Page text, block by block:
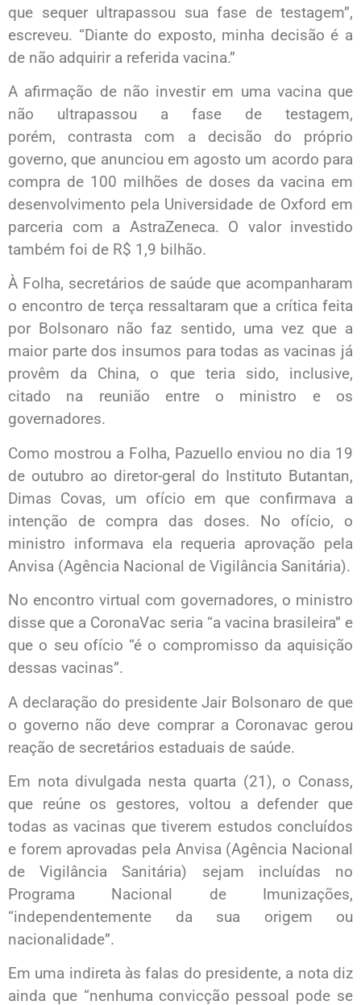
que sequer ultrapassou sua fase de testagem”,
escreveu. “Diante do exposto, minha decisão é a
de não adquirir a referida vacina.”
A afirmação de não investir em uma vacina que
não ultrapassou a fase de testagem,
porém, contrasta com a decisão do próprio
governo, que anunciou em agosto um acordo para
compra de 100 milhões de doses da vacina em
desenvolvimento pela Universidade de Oxford em
parceria com a AstraZeneca. O valor investido
também foi de R$ 1,9 bilhão.
À Folha, secretários de saúde que acompanharam
o encontro de terça ressaltaram que a crítica feita
por Bolsonaro não faz sentido, uma vez que a
maior parte dos insumos para todas as vacinas já
provêm da China, o que teria sido, inclusive,
citado na reunião entre o ministro e os
governadores.
Como mostrou a Folha, Pazuello enviou no dia 19
de outubro ao diretor-geral do Instituto Butantan,
Dimas Covas, um ofício em que confirmava a
intenção de compra das doses. No ofício, o
ministro informava ela requeria aprovação pela
Anvisa (Agência Nacional de Vigilância Sanitária).
No encontro virtual com governadores, o ministro
disse que a CoronaVac seria “a vacina brasileira” e
que o seu ofício “é o compromisso da aquisição
dessas vacinas”.
A declaração do presidente Jair Bolsonaro de que
o governo não deve comprar a Coronavac gerou
reação de secretários estaduais de saúde.
Em nota divulgada nesta quarta (21), o Conass,
que reúne os gestores, voltou a defender que
todas as vacinas que tiverem estudos concluídos
e forem aprovadas pela Anvisa (Agência Nacional
de Vigilância Sanitária) sejam incluídas no
Programa Nacional de Imunizações,
“independentemente da sua origem ou
nacionalidade”.
Em uma indireta às falas do presidente, a nota diz
ainda que “nenhuma convicção pessoal pode se